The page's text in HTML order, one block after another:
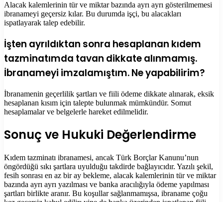
Alacak kalemlerinin tür ve miktar bazında ayrı ayrı gösterilmemesi
ibranameyi geçersiz kılar. Bu durumda işçi, bu alacakları
ispatlayarak talep edebilir.
İşten ayrıldıktan sonra hesaplanan kıdem
tazminatımda tavan dikkate alınmamış.
İbranameyi imzalamıştım. Ne yapabilirim?
İbranamenin geçerlilik şartları ve fiili ödeme dikkate alınarak, eksik
hesaplanan kısım için talepte bulunmak mümkündür. Somut
hesaplamalar ve belgelerle hareket edilmelidir.
Sonuç ve Hukuki Değerlendirme
Kıdem tazminatı ibranamesi, ancak Türk Borçlar Kanunu’nun
öngördüğü sıkı şartlara uyulduğu takdirde bağlayıcıdır. Yazılı şekil,
fesih sonrası en az bir ay bekleme, alacak kalemlerinin tür ve miktar
bazında ayrı ayrı yazılması ve banka aracılığıyla ödeme yapılması
şartları birlikte aranır. Bu koşullar sağlanmamışsa, ibraname çoğu